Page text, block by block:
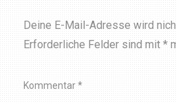
Deine E-Mail-Adresse wird
Erforderliche Felder sind mit*
Kommentar*